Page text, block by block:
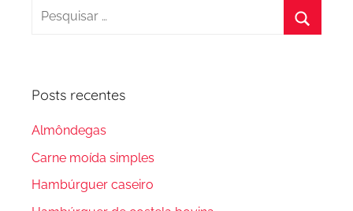
Pesquisar
Posts recentes
Almôndegas
Carne moída simples
Hambúrguer caseiro